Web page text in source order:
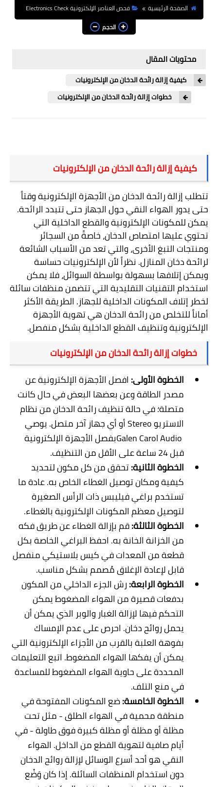
برامج الرياضيات والإحصاء
الكتب الالكترونية
مشاريع أردوينو Arduino
English
الصفحة الرئيسية
فحص العناصر الإلكترونية Electronics Check
الحجم
محتويات المقال
كيفية إزالة رائحة الدخان من الإلكترونيات
خطوات إزالة رائحة الدخان من الإلكترونيات
كيفية إزالة رائحة الدخان من الإلكترونيات
تتطلب إزالة رائحة الدخان من الأجهزة الإلكترونية وقتاً
حتى يدور الهواء النقي حول الجهاز حتى تتبدد الرائحة.
يمكن للمكونات الإلكترونية والقطع الداخلية التي
تحتوي عليها امتصاص الدخان، خاصةً من السجائر
ومنتجات التبغ الأخرى، والتي تعد من الأسباب الشائعة
لرائحة دخان المنازل. نظراً لأن الإلكترونيات حساسة
ويمكن إتلافها بسهولة بواسطة السوائل، فلا يمكن
استخدام التقنيات التقليدية التي تتضمن منظفات سائلة
لخطر إتلاف المكونات الداخلية للجهاز. الطريقة الأكثر
أماناً للتخلص من رائحة الدخان هي تهوية الأجهزة
الإلكترونية وتنظيف القطع الداخلية بشكل منفصل.
خطوات إزالة رائحة الدخان من الإلكترونيات
الخطوة الأولى: افصل الأجهزة الإلكترونية عن
مصدر الطاقة وعن بعضها البعض في حال كانت
متصلة؛ في حالة تنظيف رائحة الدخان من نظام
الاستريوStereoأو أي جهاز آخر متصل. يوصي
Galen Carol Audioبفصل الأجهزة الإلكترونية
قبل 24 ساعة على الأقل من التنظيف.
الخطوة الثانية:تحقق من كل مكون لتحديد
كيفية ومكان توصيل الغطاء الخاص به. عادة ما
تستخدم براغي فيليبس ذات الرأس الصغيرة
لتوصيل معظم المكونات الإلكترونية بالغطاء.
الخطوة الثالثة:قم بإزالة الغطاء عن طريق فكه
من الخزانة الخانة به. احفظ البراغي الخاصة بكل
قطعة من المعدات في كيس بلاستيكي منفصل
قابل لإعادة الإغلاق مُصمم بشكل مناسب.
الخطوة الرابعة:رش الجزء الداخلي من المكون
بدفعات قصيرة من الهواء المضغوط يمكن
التحكم فيها لإزالة الغبار والوبر الذي يمكن أن
يحمل روائح دخان. احرص على عدم الإمساك
بفوهة العلبة بالقرب من الأجزاء الإلكترونية التي
يمكن أن يفكها الهواء المضغوط. اتبع التعليمات
المحددة على حاوية الهواء المضغوط للمساعدة
في منع التلف.
الخطوة الخامسة:ضع المكونات المفتوحة في
منطقة محمية في الهواء الطلق - مثل تحت
مظلة أو مظلة أو مظلة كبيرة فوق طاولة - في
أيام صافية لتهوية القطع من الداخل. الهواء
النقي هو أحد أسرع الوسائل لإزالة روائح الدخان
دون استخدام المنظفات السائلة.إذا كان وَضْع